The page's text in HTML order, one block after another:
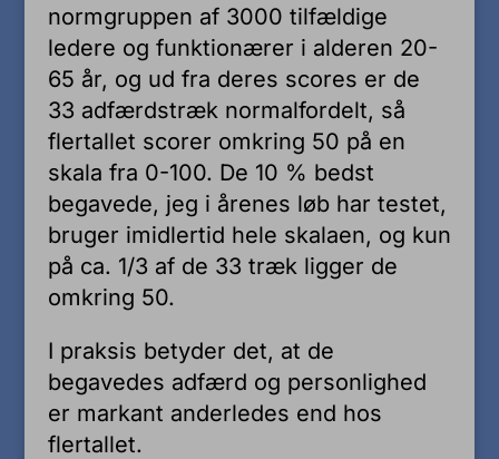
normgruppen af 3000 tilfældige
ledere og funktionærer i alderen 20-
65 år, og ud fra deres scores er de
33 adfærdstræk normalfordelt, så
flertallet scorer omkring 50 på en
skala fra 0-100. De 10 % bedst
begavede, jeg i årenes løb har testet,
bruger imidlertid hele skalaen, og kun
på ca. 1/3 af de 33 træk ligger de
omkring 50.
I praksis betyder det, at de
begavedes adfærd og personlighed
er markant anderledes end hos
flertallet.